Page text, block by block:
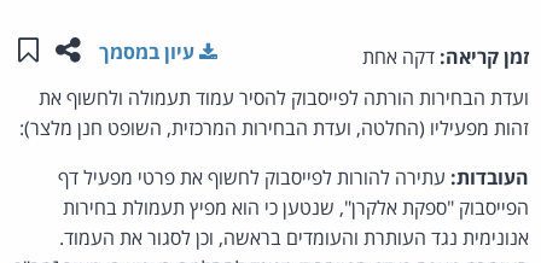
זמן קריאה: דקה אחת שתפו
עיון במסמך
ועדת הבחירות הורתה לפייסבוק להסיר עמוד תעמולה ולחשוף את
זהות מפעיליו (החלטה, ועדת הבחירות המרכזית, השופט חנן מלצר):
העובדות: עתירה להורות לפייסבוק לחשוף את פרטי מפעיל דף
הפייסבוק "ספקת אלקרן", שנטען כי הוא מפיץ תעמולת בחירות
אנונימית נגד העותרת והעומדים בראשה, וכן לסגור את העמוד.